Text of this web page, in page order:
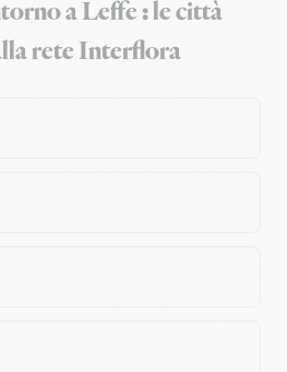
a Leffe : le città
rete Interflora